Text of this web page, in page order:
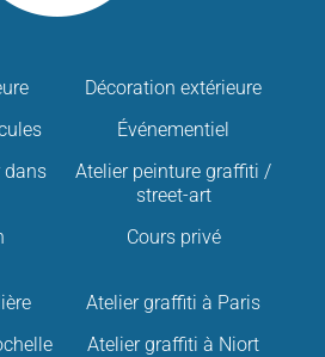
Décoration extérieure
Événementiel
dans
Atelier peinture graffiti /
street-art
Cours privé
Atelier graffiti à Paris
Atelier graffiti à Niort